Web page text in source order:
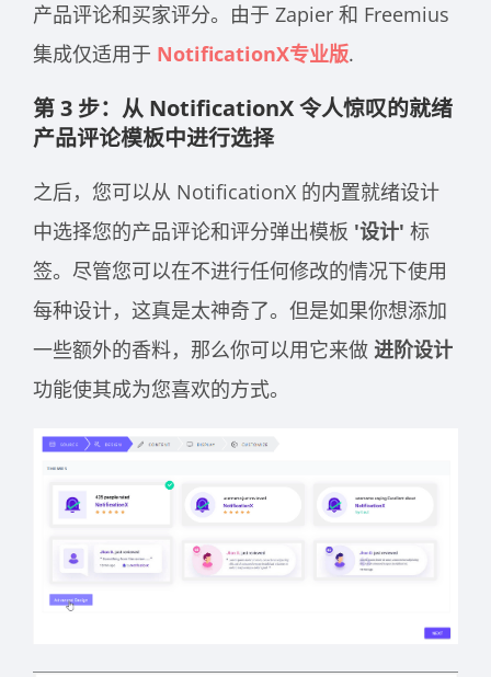
产品评论和买家评分。由于 Zapier 和 Freemius
集成仅适用于 NotificationX专业版.
第 3 步：从 NotificationX 令人惊叹的就绪
产品评论模板中进行选择
之后，您可以从 NotificationX 的内置就绪设计
中选择您的产品评论和评分弹出模板 '设计' 标
签。尽管您可以在不进行任何修改的情况下使用
每种设计，这真是太神奇了。但是如果你想添加
一些额外的香料，那么你可以用它来做 进阶设计
功能使其成为您喜欢的方式。